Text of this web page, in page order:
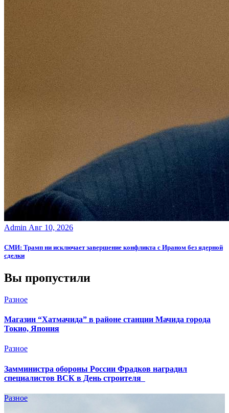
Admin Авг 10, 2026
СМИ: Трамп ни исключает завершение конфликта с Ираном без ядерной
сделки
Вы пропустили
Разное
Магазин “Хатмачида” в районе станции Мачида города
Токио, Япония
Разное
Замминистра обороны России Фрадков наградил
специалистов ВСК в День строителя
Разное